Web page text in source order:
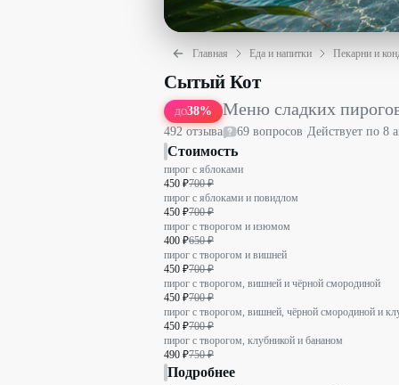
Главная Еда и напитки Пекарни и
Меню сладких пирогов из сдобного
Сытый Кот
ДО38% Меню сладких
492отзыва 69 вопросов ·Действует по 8
Стоимость
пирог с яблоками
450 ₽700 ₽
пирог с яблоками и повидлом
450 ₽700 ₽
пирог с творогом и изюмом
400 ₽650 ₽
пирог с творогом и вишней
450 ₽700 ₽
пирог с творогом, вишней и чёрной смородиной
450 ₽700 ₽
пирог с творогом, вишней, чёрной смородиной и
450 ₽700 ₽
пирог с творогом, клубникой и бананом
490 ₽750 ₽
Подробнее